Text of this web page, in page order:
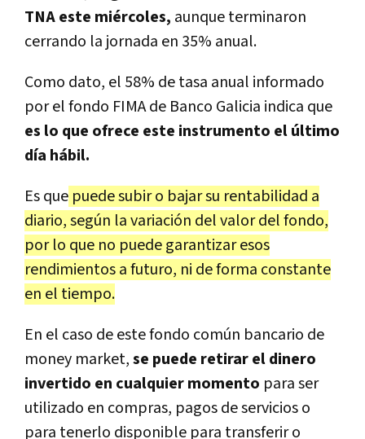
TNA este miércoles, aunque terminaron
cerrando la jornada en 35% anual.
Como dato, el 58% de tasa anual informado
por el fondo FIMA de Banco Galicia indica que
es lo que ofrece este instrumento el último
día hábil.
Es que puede subir o bajar su rentabilidad a
diario, según la variación del valor del fondo,
por lo que no puede garantizar esos
rendimientos a futuro, ni de forma constante
en el tiempo.
En el caso de este fondo común bancario de
money market,se puede retirar el dinero
invertido en cualquier momento para ser
utilizado en compras, pagos de servicios o
para tenerlo disponible para transferir o